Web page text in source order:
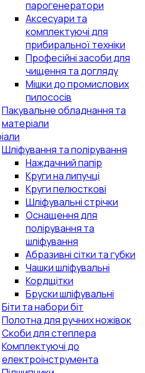
парогенератори
Аксесуари та
комплектуючі для
прибиральної техніки
Професійні засоби для
чищення та догляду
Мішки до промислових
пилососів
Пакувальне обладнання та
матеріали
Шліфування та полірування
Наждачний папір
Круги на липучці
Круги пелюсткові
Шліфувальні стрічки
Оснащення для
полірування та
шліфування
Абразивні сітки та губки
Чашки шліфувальні
Кордщітки
Бруски шліфувальні
Біти та набори біт
Полотна для ручних ножівок
Скоби для степлера
Комплектуючі до
електроінструмента